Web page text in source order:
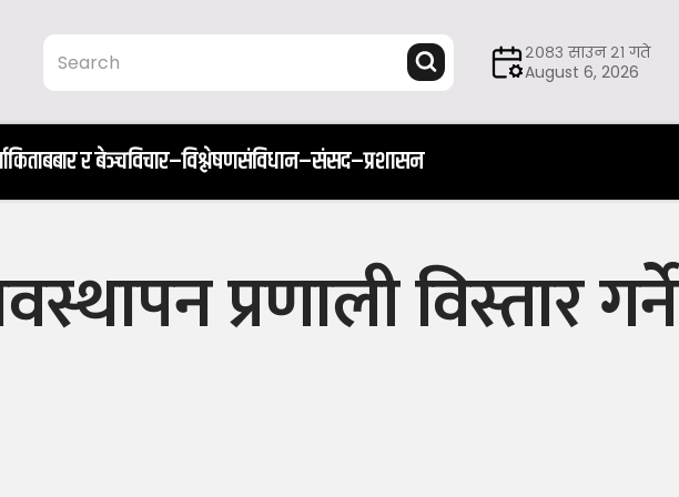
२०८३ साउन २१ गते
August 6, 2026
किताबबार र बेञ्चविचार–विश्लेषणसंविधान–संसद–प्रशासन
प्रणाली विस्तार गर्ने